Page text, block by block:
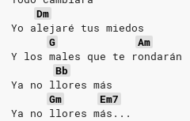
Dm
Yo alejaré tus miedos
G
Am
Y los males que te rondarán
Bb
Ya no llores más
Gm
Em7
Ya no llores más...